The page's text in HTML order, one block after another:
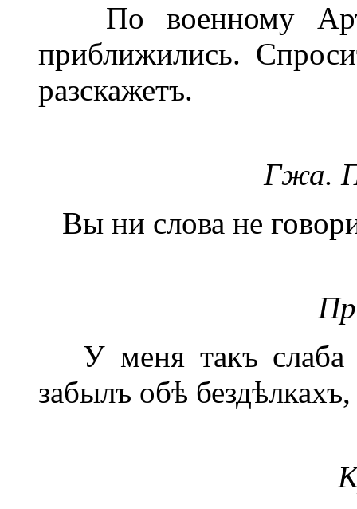
По военному
приближились.
разскажетъ.
Гжа.
Вы ни слова не
У меня такъ слаба
забылъ обѣ